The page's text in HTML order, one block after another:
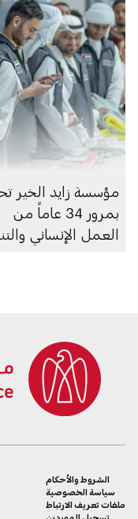
مؤسسة زايد الخير
بمرور 34 عاماً من
العمل الإنساني
الشروط والأحكام
سياسة الخصوصية
ملفات تعريف الارتباط